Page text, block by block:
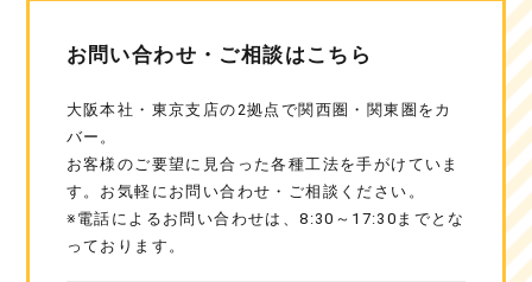
お問い合わせ・ご相談はこちら
大阪本社・東京支店の2拠点で関西圏・関東圏をカ
バー。
お客様のご要望に見合った各種工法を手がけていま
す。お気軽にお問い合わせ・ご相談ください。
※電話によるお問い合わせは、8:30～17:30までとな
っております。